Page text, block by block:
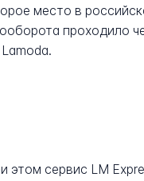
место в
проходило
сервис LM